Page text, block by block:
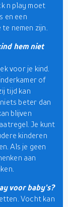
n play moet
en een
nemen zijn.
hem niet
voor je kind.
of
tijd kan
beter dan
blijven
Je kunt
kinderen
Als je geen
aan
voor baby's?
Vocht kan